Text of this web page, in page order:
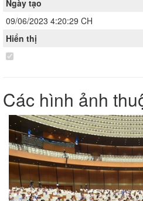
Ngày tạo
09/06/2023 4:20:29 CH
Hiển thị
Các hình ảnh